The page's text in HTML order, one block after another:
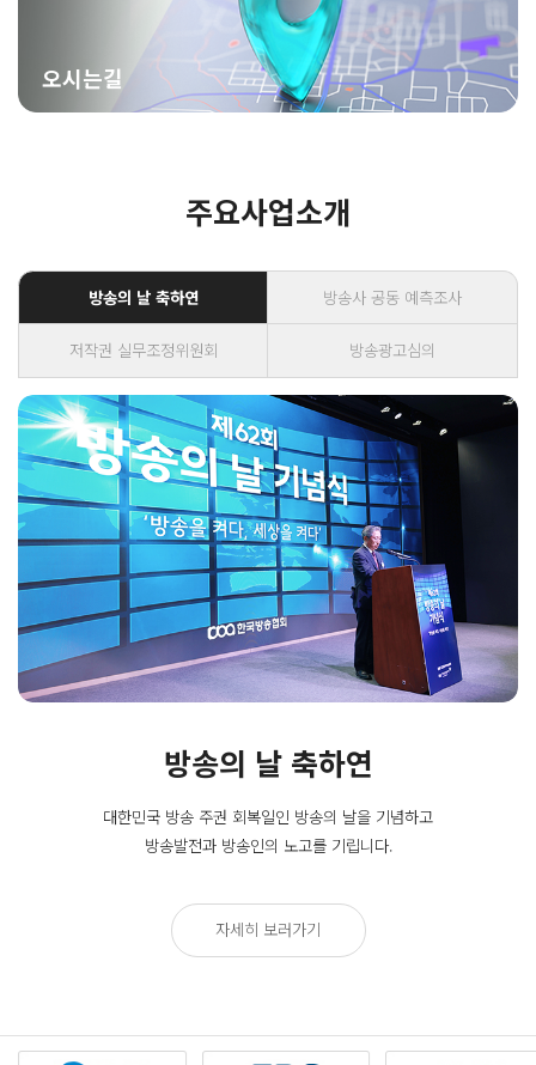
오시는길
주요사업소개
방송의 날 축하연 방송사 공동 예측조사
저작권 실무조정위원회 방송광고심의
방송의 날 축하연
대한민국 방송 주권 회복일인 방송의 날을 기념하고
방송발전과 방송인의 노고를 기립니다.
자세히 보러가기